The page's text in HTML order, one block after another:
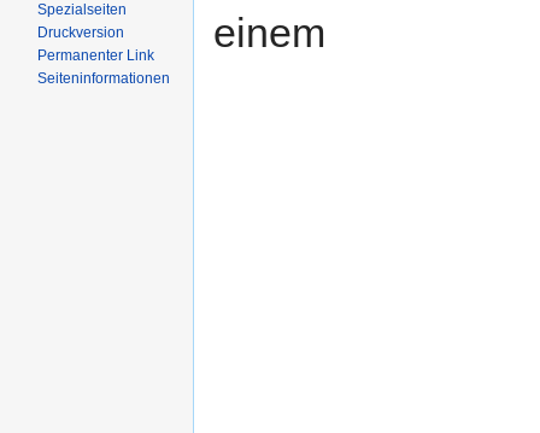
einem
Spezialseiten
Druckversion
Permanenter Link
Seiteninformationen